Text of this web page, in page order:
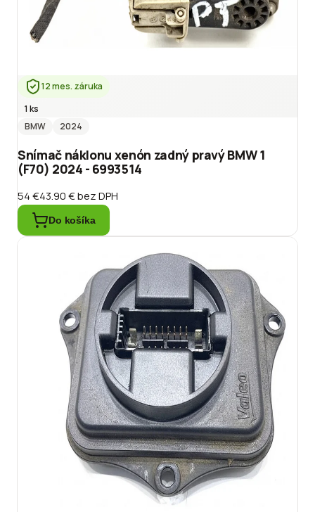
12 mes. záruka
1 ks
BMW
2024
Snímač náklonu xenón zadný pravý BMW 1
(F70) 2024 - 6993514
54 €43.90 €bez DPH
Do košíka